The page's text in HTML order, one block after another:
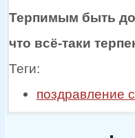
Терпимым быть
что всё-таки
Теги:
поздравление